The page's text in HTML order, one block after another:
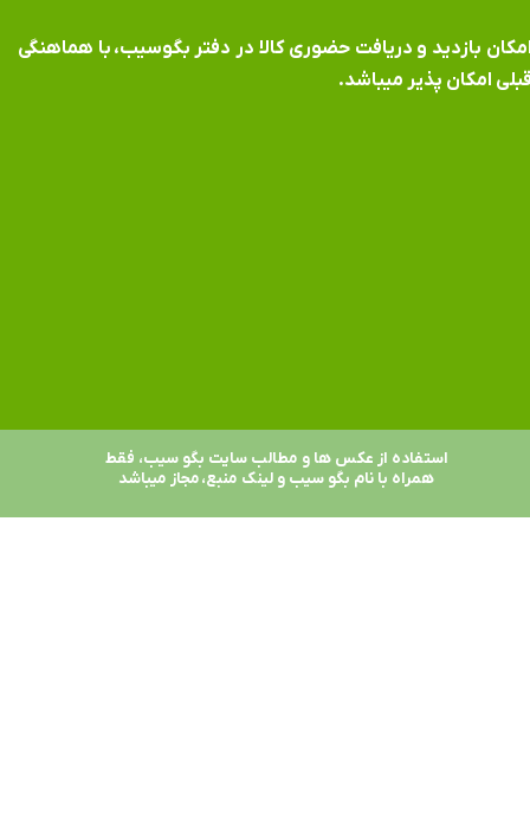
بازدید و دریافت حضوری کالا در دفتر بگوسیب، با هماهنگی
امکان پذیر میباشد.
استفاده از عکس ها و مطالب سایت بگو سیب، فقط
همراه با نام بگو سیب و لینک منبع، مجاز میباشد